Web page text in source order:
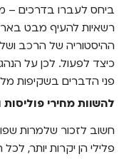
ביחס לעברו בדרכים –
רשאיות להעיף מבט
ההיסטוריה של הרכב
כיצד לפעול. לכן על
פני הדברים בשקיפות
להשוות מחירי
חשוב לזכור שלמרות
פלילי הן יקרות יותר,